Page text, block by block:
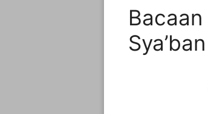
Sya’ban